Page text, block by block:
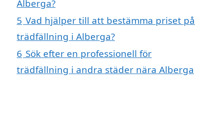
Alberga?
5 Vad hjälper till att bestämma priset på
trädfällning i Alberga?
6 Sök efter en professionell för
trädfällning i andra städer nära Alberga